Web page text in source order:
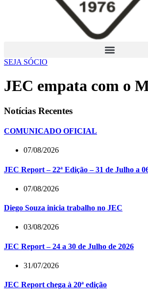
SEJA SÓCIO
JEC empata com o
Notícias Recentes
COMUNICADO OFICIAL
07/08/2026
JEC Report – 22ª Edição – 31 de Julho a
07/08/2026
Diego Souza inicia trabalho no JEC
03/08/2026
JEC Report – 24 a 30 de Julho de 2026
31/07/2026
JEC Report chega à 20ª edição